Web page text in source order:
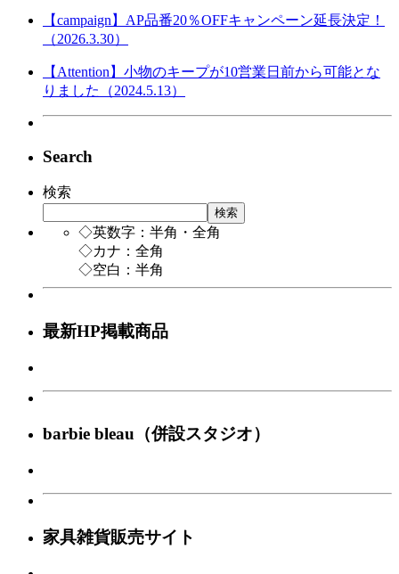
【campaign】AP品番20％OFFキャンペーン延長決定！
（2026.3.30）
【Attention】小物のキープが10営業日前から可能とな
りました（2024.5.13）
Search
検索
検索
◇英数字：半角・全角
◇カナ：全角
◇空白：半角
最新HP掲載商品
barbie bleau（併設スタジオ）
家具雑貨販売サイト